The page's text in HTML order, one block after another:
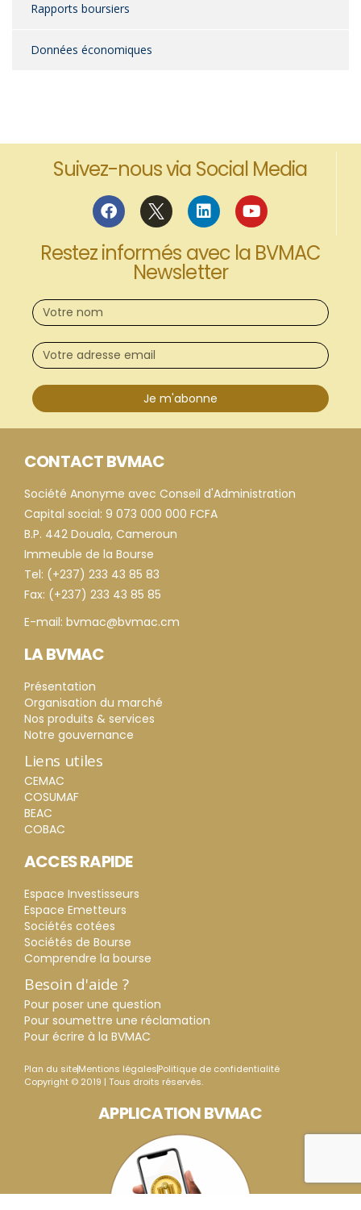
Rapports boursiers
Données économiques
Suivez-nous via Social Media
Restez informés avec la BVMAC
Newsletter
Je m'abonne
CONTACT BVMAC
Société Anonyme avec Conseil d'Administration
Capital social: 9 073 000 000 FCFA
B.P. 442 Douala, Cameroun
Immeuble de la Bourse
Tel: (+237) 233 43 85 83
Fax: (+237) 233 43 85 85
E-mail: bvmac@bvmac.cm
LA BVMAC
Présentation
Organisation du marché
Nos produits & services
Notre gouvernance
Liens utiles
CEMAC
COSUMAF
BEAC
COBAC
ACCES RAPIDE
Espace Investisseurs
Espace Emetteurs
Sociétés cotées
Sociétés de Bourse
Comprendre la bourse
Besoin d'aide ?
Pour poser une question
Pour soumettre une réclamation
Pour écrire à la BVMAC
Plan du siteMentions légalesPolitique de confidentialité
Copyright © 2019 | Tous droits réservés.
APPLICATION BVMAC